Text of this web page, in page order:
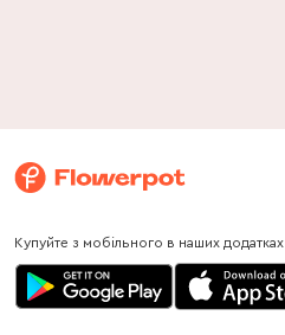
Купуйте з мобільного в наших додатках